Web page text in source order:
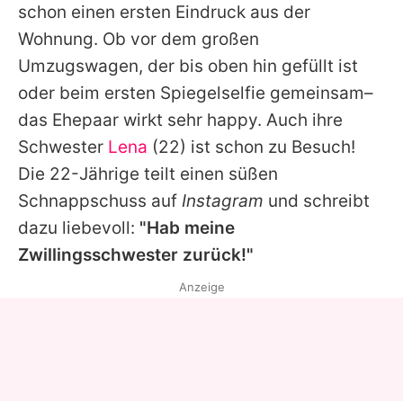
schon einen ersten Eindruck aus der
Wohnung. Ob vor dem großen
Umzugswagen, der bis oben hin gefüllt ist
oder beim ersten Spiegelselfie gemeinsam–
das Ehepaar wirkt sehr happy. Auch ihre
Schwester Lena (22) ist schon zu Besuch!
Die 22-Jährige teilt einen süßen
Schnappschuss auf Instagram und schreibt
dazu liebevoll: "Hab meine
Zwillingsschwester zurück!"
Anzeige